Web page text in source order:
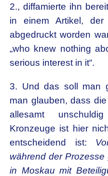
2., diffamierte ihn
in einem Artikel, der
abgedruckt worden
„who knew nothing
serious interest in it“.
3. Und das soll man
man glauben, dass
allesamt
Kronzeuge ist hier
entscheidend ist:
während der
in Moskau mit